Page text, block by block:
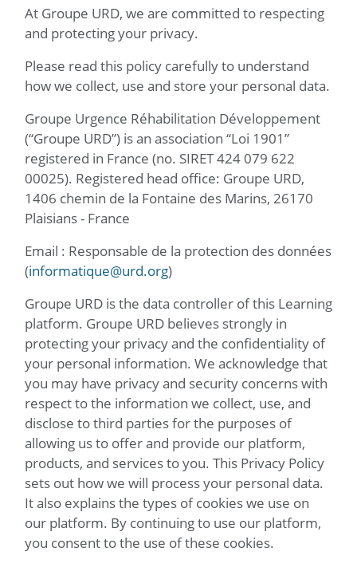
At Groupe URD, we are committed to respecting
and protecting your privacy.
Please read this policy carefully to understand
how we collect, use and store your personal data.
Groupe Urgence Réhabilitation Développement
(“Groupe URD”) is an association “Loi 1901”
registered in France (no. SIRET 424 079 622
00025). Registered head office: Groupe URD,
1406 chemin de la Fontaine des Marins, 26170
Plaisians - France
Email : Responsable de la protection des données
(informatique@urd.org)
Groupe URD is the data controller of this Learning
platform. Groupe URD believes strongly in
protecting your privacy and the confidentiality of
your personal information. We acknowledge that
you may have privacy and security concerns with
respect to the information we collect, use, and
disclose to third parties for the purposes of
allowing us to offer and provide our platform,
products, and services to you. This Privacy Policy
sets out how we will process your personal data.
It also explains the types of cookies we use on
our platform. By continuing to use our platform,
you consent to the use of these cookies.